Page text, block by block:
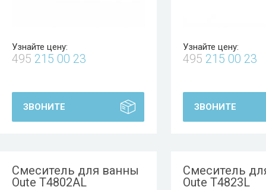
Узнайте цену:
495 215 00 23
ЗВОНИТЕ
Узнайте цену:
495 215 00 23
ЗВОНИТЕ
Смеситель для ванны
Oute T4802AL
Смеситель
Oute T4823L